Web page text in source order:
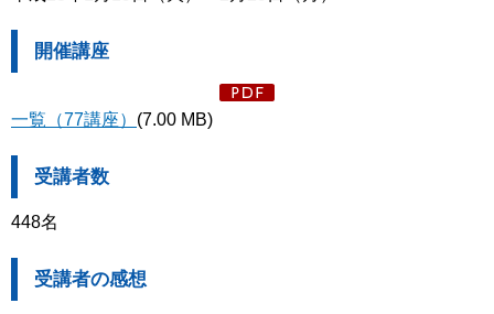
開催講座
一覧（77講座） (7.00 MB)
受講者数
448名
受講者の感想